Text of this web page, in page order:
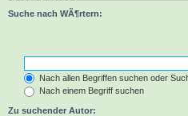
Suche nach WÃ¶rtern:
Nach allen Begriffen suchen oder
Nach einem Begriff suchen
Zu suchender Autor: